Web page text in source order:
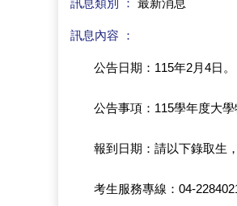
訊息類別 ： 最新消息
訊息內容 ：
公告日期：115年2月4日。
公告事項：115學年度大
報到日期：請以下錄取生
考生服務專線：04-